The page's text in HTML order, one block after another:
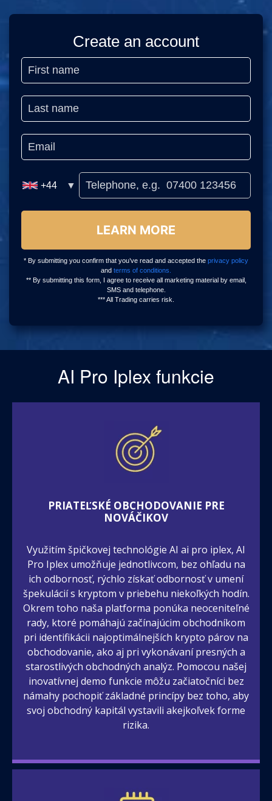
AI Pro Iplex funkcie
PRIATEĽSKÉ OBCHODOVANIE PRE
NOVÁČIKOV
Využitím špičkovej technológie AI ai pro iplex, AI
Pro Iplex umožňuje jednotlivcom, bez ohľadu na
ich odbornosť, rýchlo získať odbornosť v umení
špekulácií s kryptom v priebehu niekoľkých hodín.
Okrem toho naša platforma ponúka neoceniteľné
rady, ktoré pomáhajú začínajúcim obchodníkom
pri identifikácii najoptimálnejších krypto párov na
obchodovanie, ako aj pri vykonávaní presných a
starostlivých obchodných analýz. Pomocou našej
inovatívnej demo funkcie môžu začiatočníci bez
námahy pochopiť základné princípy bez toho, aby
svoj obchodný kapitál vystavili akejkoľvek forme
rizika.